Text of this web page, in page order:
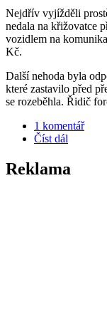
Nejdřív vyjížděli
nedala na křižovatce
vozidlem na
Kč.
Další nehoda byla
které zastavilo před
se rozeběhla. Řidič
1 komentář
Číst dál
Reklama